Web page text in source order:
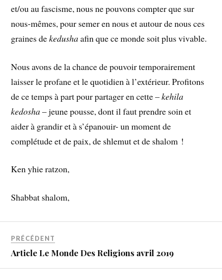
et/ou au fascisme, nous ne pouvons compter que sur
nous-mêmes, pour semer en nous et autour de nous ces
graines dekedushaafin que ce monde soit plus vivable.
Nous avons de la chance de pouvoir temporairement
laisser le profane et le quotidien à l’extérieur. Profitons
de ce temps à part pour partager en cette –kehila
kedosha– jeune pousse, dont il faut prendre soin et
aider à grandir et à s’épanouir- un moment de
complétude et de paix, de shlemut et de shalom !
Ken yhie ratzon,
Shabbat shalom,
PRÉCÉDENT
Article Le Monde Des Religions avril 2019